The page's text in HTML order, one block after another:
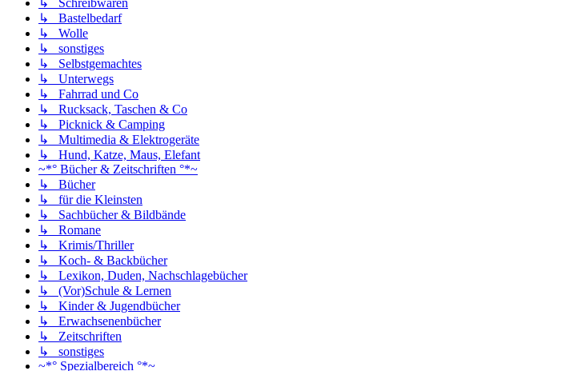
↳ Schreibwaren
↳ Bastelbedarf
↳ Wolle
↳ sonstiges
↳ Selbstgemachtes
↳ Unterwegs
↳ Fahrrad und Co
↳ Rucksack, Taschen & Co
↳ Picknick & Camping
↳ Multimedia & Elektrogeräte
↳ Hund, Katze, Maus, Elefant
~*° Bücher & Zeitschriften °*~
↳ Bücher
↳ für die Kleinsten
↳ Sachbücher & Bildbände
↳ Romane
↳ Krimis/Thriller
↳ Koch- & Backbücher
↳ Lexikon, Duden, Nachschlagebücher
↳ (Vor)Schule & Lernen
↳ Kinder & Jugendbücher
↳ Erwachsenenbücher
↳ Zeitschriften
↳ sonstiges
~*° Spezialbereich °*~